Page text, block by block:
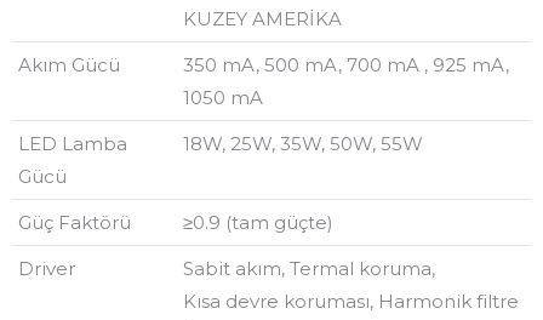
KUZEY AMERİKA
Akım Gücü
350 mA, 500 mA, 700 mA , 925 mA,
1050 mA
LED Lamba
Gücü
18W, 25W, 35W, 50W, 55W
Güç Faktörü
≥0.9 (tam güçte)
Driver
Sabit akım, Termal koruma,
Kısa devre koruması, Harmonik filtre